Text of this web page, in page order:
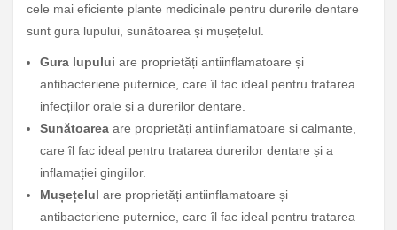
cele mai eficiente plante medicinale pentru durerile dentare
sunt gura lupului, sunătoarea și mușețelul.
Gura lupului are proprietăți antiinflamatoare și
antibacteriene puternice, care îl fac ideal pentru tratarea
infecțiilor orale și a durerilor dentare.
Sunătoarea are proprietăți antiinflamatoare și calmante,
care îl fac ideal pentru tratarea durerilor dentare și a
inflamației gingiilor.
Mușețelul are proprietăți antiinflamatoare și
antibacteriene puternice, care îl fac ideal pentru tratarea